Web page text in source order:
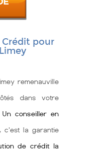
pour
remenauville
dans votre
Un conseiller en
c'est la garantie
de crédit la